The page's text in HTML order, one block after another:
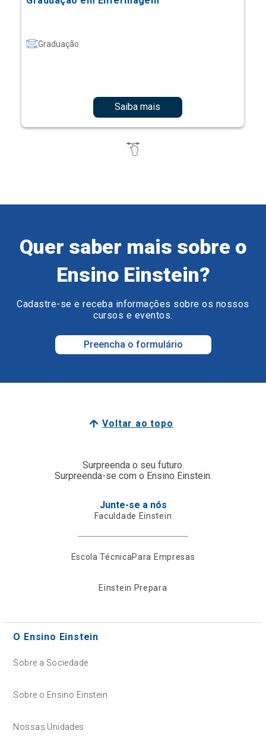
Graduação
Saiba mais
Quer saber mais sobre o
Ensino Einstein?
Cadastre-se e receba informações sobre os nossos
cursos e eventos.
Preencha o formulário
Voltar ao topo
Surpreenda o seu futuro.
Surpreenda-se com o Ensino Einstein.
Junte-se a nós
Faculdade Einstein
Escola TécnicaPara Empresas
Einstein Prepara
O Ensino Einstein
Sobre a Sociedade
Sobre o Ensino Einstein
Nossas Unidades